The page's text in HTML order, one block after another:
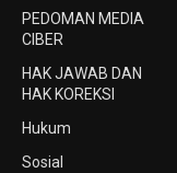
PEDOMAN MEDIA
CIBER
HAK JAWAB DAN
HAK KOREKSI
Hukum
Sosial